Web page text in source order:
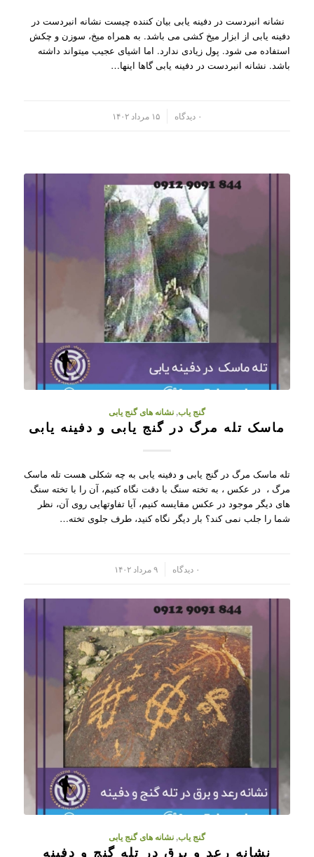
نشانه انبردست در دفینه یابی بیان کننده چیست نشانه انبردست در
دفینه یابی از ابزار میخ کشی می باشد. به همراه میخ، سوزن و چکش
استفاده می شود. پول زیادی ندارد. اما اشیای عجیب میتواند داشته
باشد. نشانه انبردست در دفینه یابی گاها اینها…
۰ دیدگاه ۱۵ مرداد ۱۴۰۲
گنج یاب,نشانه های گنج یابی
ماسک تله مرگ در گنج یابی و دفینه یابی
تله ماسک مرگ در گنج یابی و دفینه یابی به چه شکلی هست تله ماسک
مرگ ، در عکس ، به تخته سنگ با دقت نگاه کنیم، آن را با تخته سنگ
های دیگر موجود در عکس مقایسه کنیم، آیا تفاوتهایی روی آن، نظر
شما را جلب نمی کند؟ بار دیگر نگاه کنید، طرف جلوی تخته…
۰ دیدگاه ۹ مرداد ۱۴۰۲
گنج یاب,نشانه های گنج یابی
نشانه رعد و برق در تله گنج و دفینه